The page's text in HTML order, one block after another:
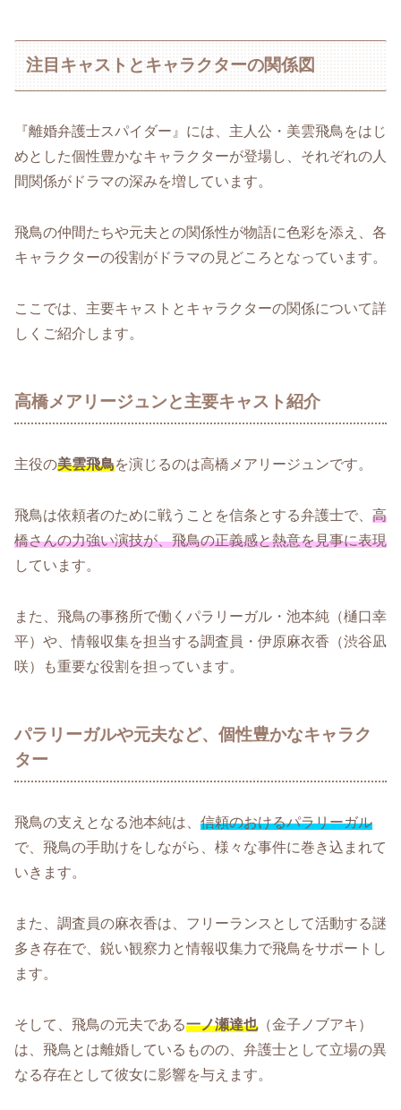
注目キャストとキャラクターの関係図
『離婚弁護士スパイダー』には、主人公・美雲飛鳥をはじ
めとした個性豊かなキャラクターが登場し、それぞれの人
間関係がドラマの深みを増しています。
飛鳥の仲間たちや元夫との関係性が物語に色彩を添え、各
キャラクターの役割がドラマの見どころとなっています。
ここでは、主要キャストとキャラクターの関係について詳
しくご紹介します。
高橋メアリージュンと主要キャスト紹介
主役の美雲飛鳥を演じるのは高橋メアリージュンです。
飛鳥は依頼者のために戦うことを信条とする弁護士で、 高
橋さんの力強い演技が、飛鳥の正義感と熱意を見事に表現
しています。
また、飛鳥の事務所で働くパラリーガル・池本純（樋口幸
平）や、情報収集を担当する調査員・伊原麻衣香（渋谷凪
咲）も重要な役割を担っています。
パラリーガルや元夫など、個性豊かなキャラク
ター
飛鳥の支えとなる池本純は、 信頼のおけるパラリーガル
で、飛鳥の手助けをしながら、様々な事件に巻き込まれて
いきます。
また、調査員の麻衣香は、フリーランスとして活動する謎
多き存在で、鋭い観察力と情報収集力で飛鳥をサポートし
ます。
そして、飛鳥の元夫である一ノ瀬達也（金子ノブアキ）
は、飛鳥とは離婚しているものの、弁護士として立場の異
なる存在として彼女に影響を与えます。